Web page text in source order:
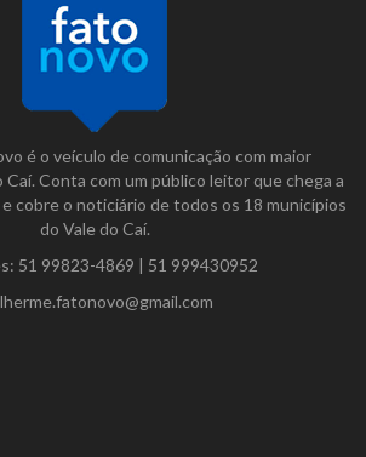
é o veículo de comunicação com maior
Caí. Conta com um público leitor que chega a
cobre o noticiário de todos os 18 municípios
do Vale do Caí.
51 99823-4869 | 51 999430952